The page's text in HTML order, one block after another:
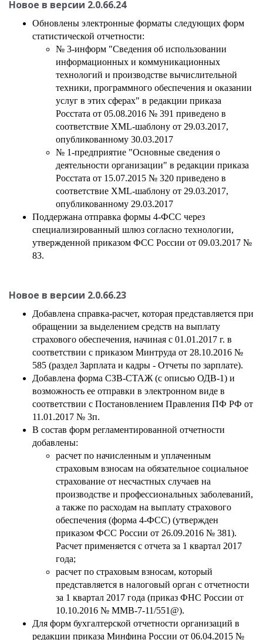
Новое в версии 2.0.66.24
Обновлены электронные форматы следующих форм
статистической отчетности:
№ 3-информ "Сведения об использовании
информационных и коммуникационных
технологий и производстве вычислительной
техники, программного обеспечения и оказании
услуг в этих сферах" в редакции приказа
Росстата от 05.08.2016 № 391 приведено в
соответствие XML-шаблону от 29.03.2017,
опубликованному 30.03.2017
№ 1-предприятие "Основные сведения о
деятельности организации" в редакции приказа
Росстата от 15.07.2015 № 320 приведено в
соответствие XML-шаблону от 29.03.2017,
опубликованному 29.03.2017
Поддержана отправка формы 4-ФСС через
специализированный шлюз согласно технологии,
утвержденной приказом ФСС России от 09.03.2017 №
83.
Новое в версии 2.0.66.23
Добавлена справка-расчет, которая представляется при
обращении за выделением средств на выплату
страхового обеспечения, начиная с 01.01.2017 г. в
соответствии с приказом Минтруда от 28.10.2016 №
585 (раздел Зарплата и кадры - Отчеты по зарплате).
Добавлена форма СЗВ-СТАЖ (с описью ОДВ-1) и
возможность ее отправки в электронном виде в
соответствии с Постановлением Правления ПФ РФ от
11.01.2017 № 3п.
В состав форм регламентированной отчетности
добавлены:
расчет по начисленным и уплаченным
страховым взносам на обязательное социальное
страхование от несчастных случаев на
производстве и профессиональных заболеваний,
а также по расходам на выплату страхового
обеспечения (форма 4-ФСС) (утвержден
приказом ФСС России от 26.09.2016 № 381).
Расчет применяется с отчета за 1 квартал 2017
года;
расчет по страховым взносам, который
представляется в налоговый орган с отчетности
за 1 квартал 2017 года (приказ ФНС России от
10.10.2016 № ММВ-7-11/551@).
Для форм бухгалтерской отчетности организаций в
редакции приказа Минфина России от 06.04.2015 №